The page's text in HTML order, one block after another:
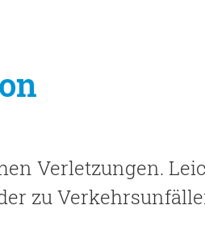
Verletzungen.
zu